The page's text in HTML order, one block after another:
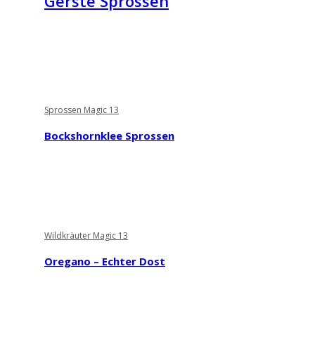
Sprossen Magic 13
Bockshornklee Sprossen
Wildkräuter Magic 13
Oregano – Echter Dost